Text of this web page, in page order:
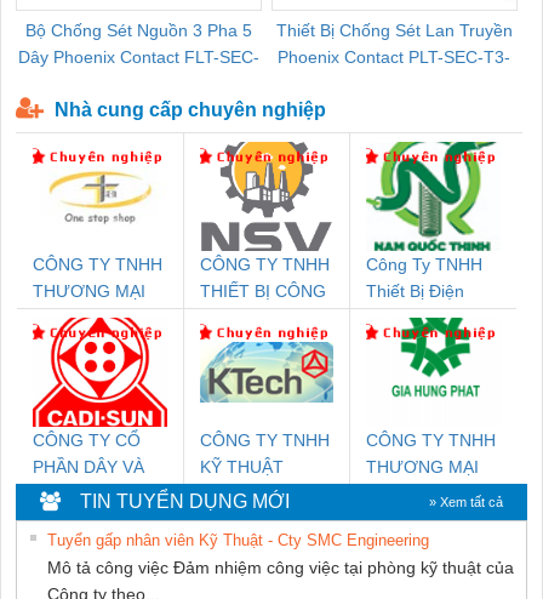
Bộ Chống Sét Nguồn 3 Pha 5
Dây Phoenix Contact FLT-SEC-
Thiết Bị Chống Sét Lan Truyền
Phoenix Contact PLT-SEC-T3-
Nhà cung cấp chuyên nghiệp
CÔNG TY TNHH
THƯƠNG MẠI
THIÊN ÂN VIỆT
NAM
CÔNG TY TNHH
THIẾT BỊ CÔNG
SETSUBI VIỆT
NAM
Công Ty TNHH
Thiết Bị Điện
Nam Quốc Thịnh
CÔNG TY CỔ
PHẦN DÂY VÀ
CÁP ĐIỆN
THƯỢNG ĐÌNH
CÔNG TY TNHH
KỸ THUẬT
KTECH VIỆT
NAM
CÔNG TY TNHH
THƯƠNG MẠI
DỊCH VỤ KỸ
THUẬT ĐIỆN CƠ
GIA HƯNG
PHÁT
TIN TUYỂN DỤNG MỚI » Xem tất cả
Tuyển gấp nhân viên Kỹ Thuật - Cty SMC Engineering
Mô tả công việc Đảm nhiệm công việc tại phòng kỹ thuật của
Công ty theo...